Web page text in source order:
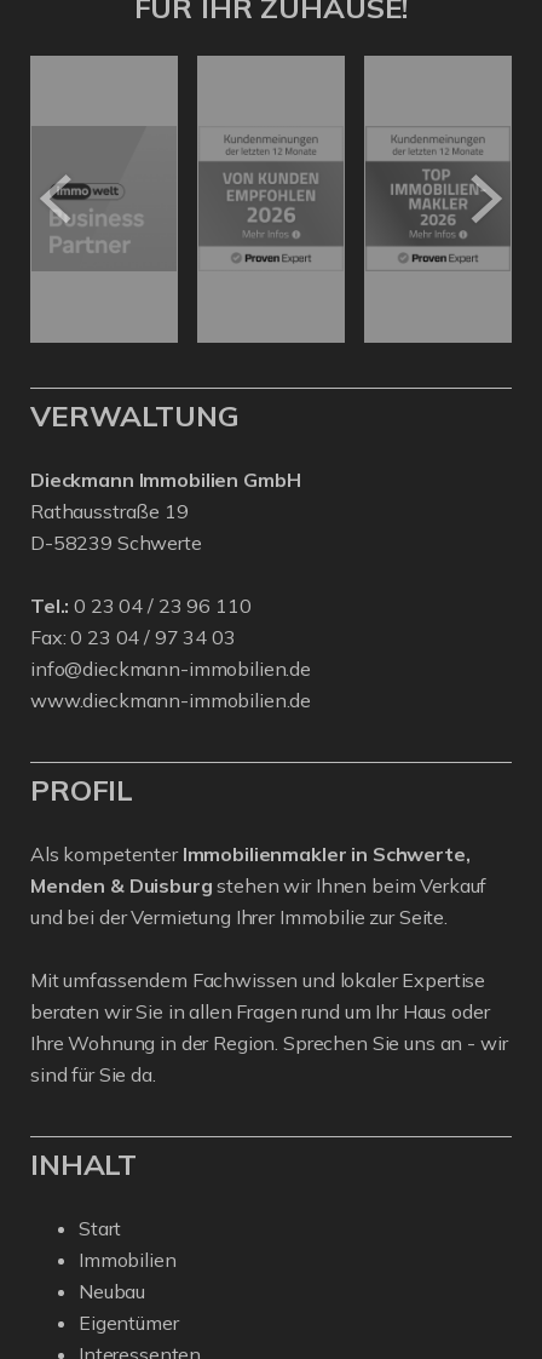
FÜR IHR ZUHAUSE!
VERWALTUNG
Dieckmann Immobilien GmbH
Rathausstraße 19
D-58239 Schwerte
Tel.: 0 23 04 / 23 96 110
Fax: 0 23 04 / 97 34 03
info@dieckmann-immobilien.de
www.dieckmann-immobilien.de
PROFIL
Als kompetenter Immobilienmakler in Schwerte,
Menden & Duisburg stehen wir Ihnen beim Verkauf
und bei der Vermietung Ihrer Immobilie zur Seite.
Mit umfassendem Fachwissen und lokaler Expertise
beraten wir Sie in allen Fragen rund um Ihr Haus oder
Ihre Wohnung in der Region. Sprechen Sie uns an - wir
sind für Sie da.
INHALT
Start
Immobilien
Neubau
Eigentümer
Interessenten